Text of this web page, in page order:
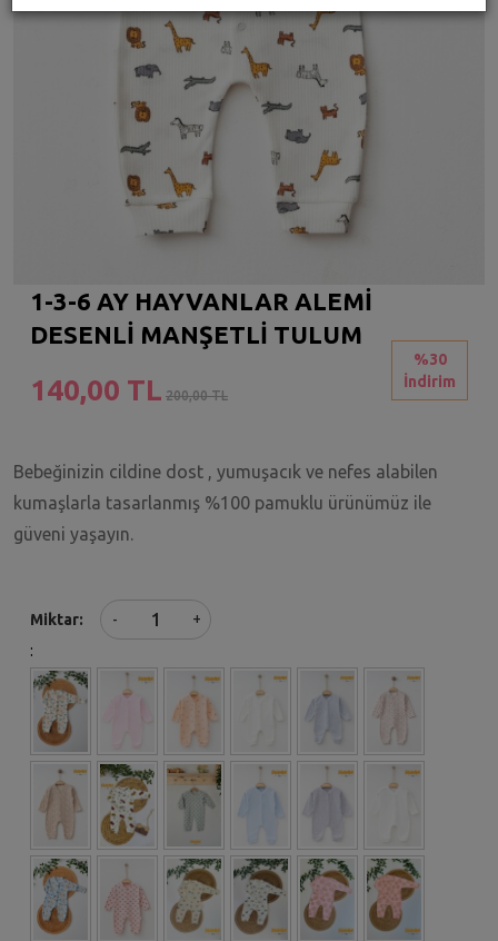
1-3-6 AY HAYVANLAR ALEMİ
DESENLİ MANŞETLİ TULUM
%30
İndirim
140,00 TL 200,00 TL
Bebeğinizin cildine dost , yumuşacık ve nefes alabilen
kumaşlarla tasarlanmış %100 pamuklu ürünümüz ile
güveni yaşayın.
Miktar -
+
: